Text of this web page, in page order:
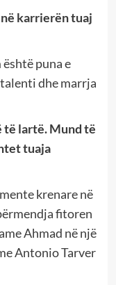
karrierën tuaj
puna e
dhe marrja
të lartë. Mund të
tuaja
krenare në
fitoren
Ahmad në një
Antonio Tarver